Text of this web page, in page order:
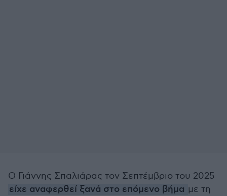
Ο Γιάννης Σπαλιάρας τον Σεπτέμβριο του 2025
είχε αναφερθεί ξανά στο επόμενο βήμα με τη